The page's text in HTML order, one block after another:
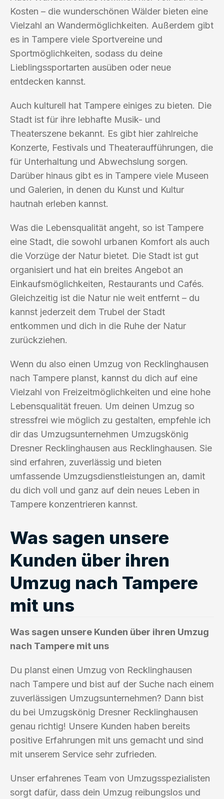
Kosten – die wunderschönen Wälder bieten eine
Vielzahl an Wandermöglichkeiten. Außerdem gibt
es in Tampere viele Sportvereine und
Sportmöglichkeiten, sodass du deine
Lieblingssportarten ausüben oder neue
entdecken kannst.
Auch kulturell hat Tampere einiges zu bieten. Die
Stadt ist für ihre lebhafte Musik- und
Theaterszene bekannt. Es gibt hier zahlreiche
Konzerte, Festivals und Theateraufführungen, die
für Unterhaltung und Abwechslung sorgen.
Darüber hinaus gibt es in Tampere viele Museen
und Galerien, in denen du Kunst und Kultur
hautnah erleben kannst.
Was die Lebensqualität angeht, so ist Tampere
eine Stadt, die sowohl urbanen Komfort als auch
die Vorzüge der Natur bietet. Die Stadt ist gut
organisiert und hat ein breites Angebot an
Einkaufsmöglichkeiten, Restaurants und Cafés.
Gleichzeitig ist die Natur nie weit entfernt – du
kannst jederzeit dem Trubel der Stadt
entkommen und dich in die Ruhe der Natur
zurückziehen.
Wenn du also einen Umzug von Recklinghausen
nach Tampere planst, kannst du dich auf eine
Vielzahl von Freizeitmöglichkeiten und eine hohe
Lebensqualität freuen. Um deinen Umzug so
stressfrei wie möglich zu gestalten, empfehle ich
dir das Umzugsunternehmen Umzugskönig
Dresner Recklinghausen aus Recklinghausen. Sie
sind erfahren, zuverlässig und bieten
umfassende Umzugsdienstleistungen an, damit
du dich voll und ganz auf dein neues Leben in
Tampere konzentrieren kannst.
Was sagen unsere
Kunden über ihren
Umzug nach Tampere
mit uns
Was sagen unsere Kunden über ihren Umzug
nach Tampere mit uns
Du planst einen Umzug von Recklinghausen
nach Tampere und bist auf der Suche nach einem
zuverlässigen Umzugsunternehmen? Dann bist
du bei Umzugskönig Dresner Recklinghausen
genau richtig! Unsere Kunden haben bereits
positive Erfahrungen mit uns gemacht und sind
mit unserem Service sehr zufrieden.
Unser erfahrenes Team von Umzugsspezialisten
sorgt dafür, dass dein Umzug reibungslos und